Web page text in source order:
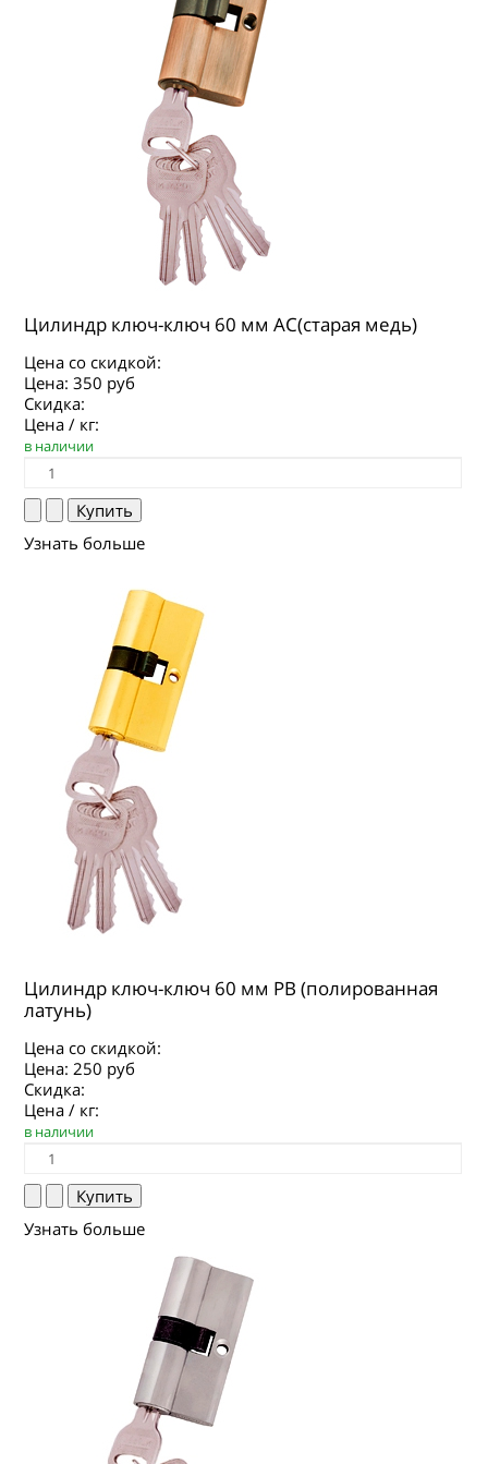
Цилиндр ключ-ключ 60 мм AC(старая медь)
Цена со скидкой:
Цена:350 руб
Скидка:
Цена / кг:
в наличии
Узнать больше
Цилиндр ключ-ключ 60 мм PB (полированная
латунь)
Цена со скидкой:
Цена:250 руб
Скидка:
Цена / кг:
в наличии
Узнать больше